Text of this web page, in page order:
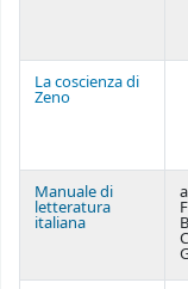
La coscienza di
Zeno
Manuale di
letteratura
italiana